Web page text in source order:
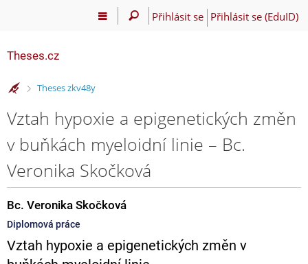
Přihlásit se Přihlásit se (EduID)
Theses.cz
>
Theses zkv48y
Vztah hypoxie a epigenetických změn
v buňkách myeloidní linie – Bc.
Veronika Skočková
Bc. Veronika Skočková
Diplomová práce
Vztah hypoxie a epigenetických změn v